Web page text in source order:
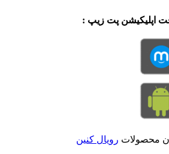
اپلیکیشن پت زیپ :
محصولات رویال کنین